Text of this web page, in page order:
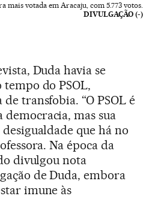
mais votada em Aracaju, com 5.773 votos.
DIVULGAÇÃO (-)
Duda havia se
do PSOL,
transfobia. “O PSOL é
mas sua
que há no
Na época da
divulgou nota
de Duda, embora
imune às